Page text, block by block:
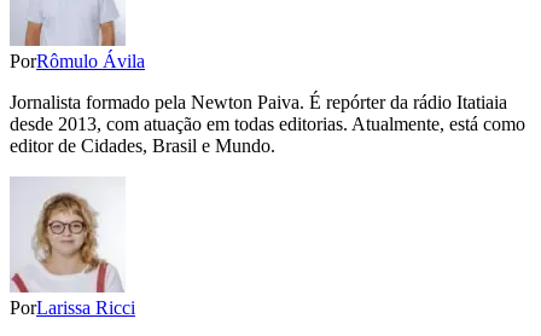
PorRômulo Ávila
Jornalista formado pela Newton Paiva. É repórter da rádio Itatiaia
desde 2013, com atuação em todas editorias. Atualmente, está como
editor de Cidades, Brasil e Mundo.
PorLarissa Ricci